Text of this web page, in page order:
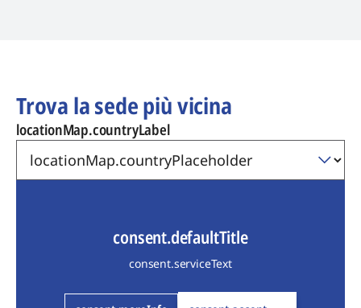
Trova la sede più vicina
locationMap.countryLabel
consent.defaultTitle
consent.serviceText